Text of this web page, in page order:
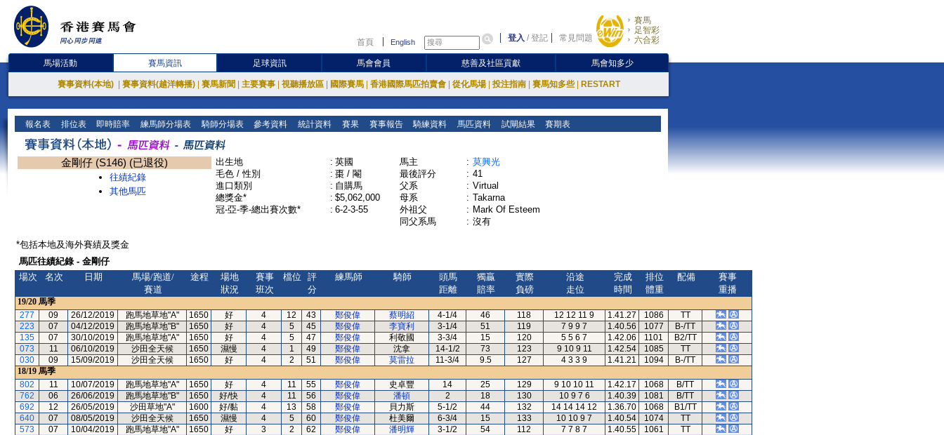
首頁 English 登入 /登記 常見問題
賽馬
足智彩
六合彩
馬場活動 賽馬資訊 足球資訊 馬會會員 慈善及社區貢獻 馬會知多少
賽事資料(本地) 賽事資料(越洋轉播) 賽馬新聞 主要賽事 視聽播放區 國際賽馬 香港國際馬匹拍賣會 從化馬場 投注指南 賽馬知多些 RESTART
報名表 排位表 即時賠率 練馬師分場表 騎師分場表 參考資料 統計資料 賽果 賽事報告 騎練資料 馬匹資料 試閘結果 賽期表
金剛仔 (S146) (已退役)
往績紀錄
其他馬匹
出生地 : 英國
毛色 / 性別
: 棗 / 閹
進口類別
: 自購馬
總獎金*
: $5,062,000
冠-亞-季-總出賽次數*
: 6-2-3-55
馬主 : 莫興光
最後評分
: 41
父系
: Virtual
母系
: Takarna
外祖父
: Mark Of Esteem
同父系馬
: 沒有
*包括本地及海外賽績及獎金
馬匹往績紀錄 - 金剛仔
場次
名次 日期
馬場/跑道/
賽道
途程
場地
狀況
賽事
班次
檔位
評
分
練馬師 騎師
頭馬
距離
獨贏
賠率
實際
負磅
沿途
走位
完成
時間
排位
體重
配備
賽事
重播
19/20 馬季
277
09 26/12/2019 跑馬地草地"A" 1650 好 4 12 43 鄭俊偉 蔡明紹 4-1/4 46 118 12 12 11 9 1.41.27 1086
TT
223
07 04/12/2019 跑馬地草地"B" 1650 好 4 5 45 鄭俊偉 李寶利 3-1/4 51 119 7 9 9 7 1.40.56 1077
B-/TT
135
07 30/10/2019 跑馬地草地"A" 1650 好 4 5 47 鄭俊偉 利敬國 3-3/4 15 120 5 5 6 7 1.42.06 1101
B2/TT
073
11 06/10/2019 沙田全天候 1650 濕慢 4 1 49 鄭俊偉 沈拿 14-1/2 73 123 9 10 9 11 1.42.54 1085
TT
030
09 15/09/2019 沙田全天候 1650 好 4 2 51 鄭俊偉 莫雷拉 11-3/4 9.5 127 4 3 3 9 1.41.21 1094
B-/TT
18/19 馬季
802
11 10/07/2019 跑馬地草地"A" 1650 好 4 11 55 鄭俊偉 史卓豐 14 25 129 9 10 10 11 1.42.17 1068
B/TT
762
06 26/06/2019 跑馬地草地"B" 1650 好/快 4 11 56 鄭俊偉 潘頓 2 18 130 10 9 7 6 1.40.39 1081
B/TT
692
12 26/05/2019 沙田草地"A" 1600 好/黏 4 13 58 鄭俊偉 貝力斯 5-1/2 44 132 14 14 14 12 1.36.70 1068
B1/TT
640
07 08/05/2019 沙田全天候 1650 濕慢 4 5 60 鄭俊偉 杜美爾 6-3/4 15 133 10 10 9 7 1.40.54 1074
TT
573
07 10/04/2019 跑馬地草地"A" 1650 好 3 2 62 鄭俊偉 潘明輝 3-1/2 54 112 7 7 8 7 1.40.55 1061
TT